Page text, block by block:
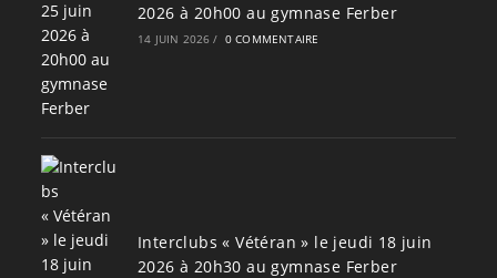
2026 à 20h00 au gymnase Ferber
14 JUIN 2026 / 0 COMMENTAIRE
Interclubs « Vétéran » le jeudi 18 juin
2026 à 20h30 au gymnase Ferber